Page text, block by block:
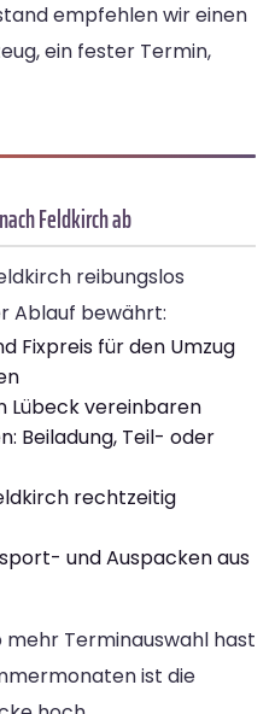
empfehlen wir einen
ein fester Termin,
Feldkirch ab
reibungslos
Ablauf bewährt:
Fixpreis für den Umzug
Lübeck vereinbaren
Beiladung, Teil- oder
rechtzeitig
und Auspacken aus
Terminauswahl hast
ist die